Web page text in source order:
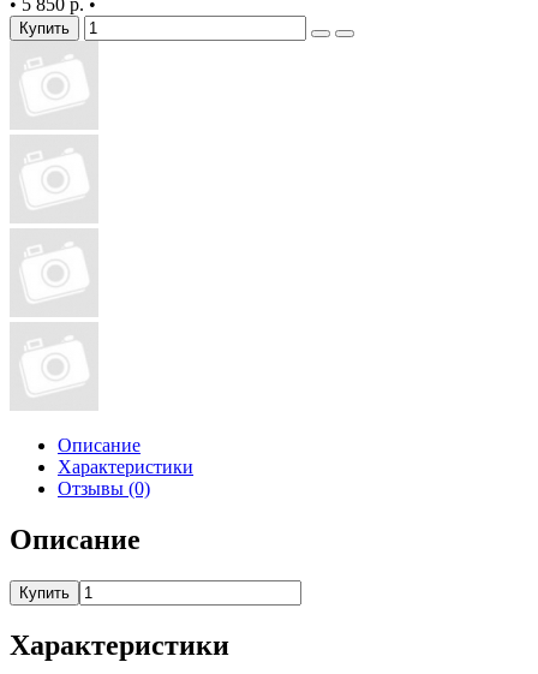
Купить
Описание
Характеристики
Отзывы (0)
Описание
Купить
Характеристики